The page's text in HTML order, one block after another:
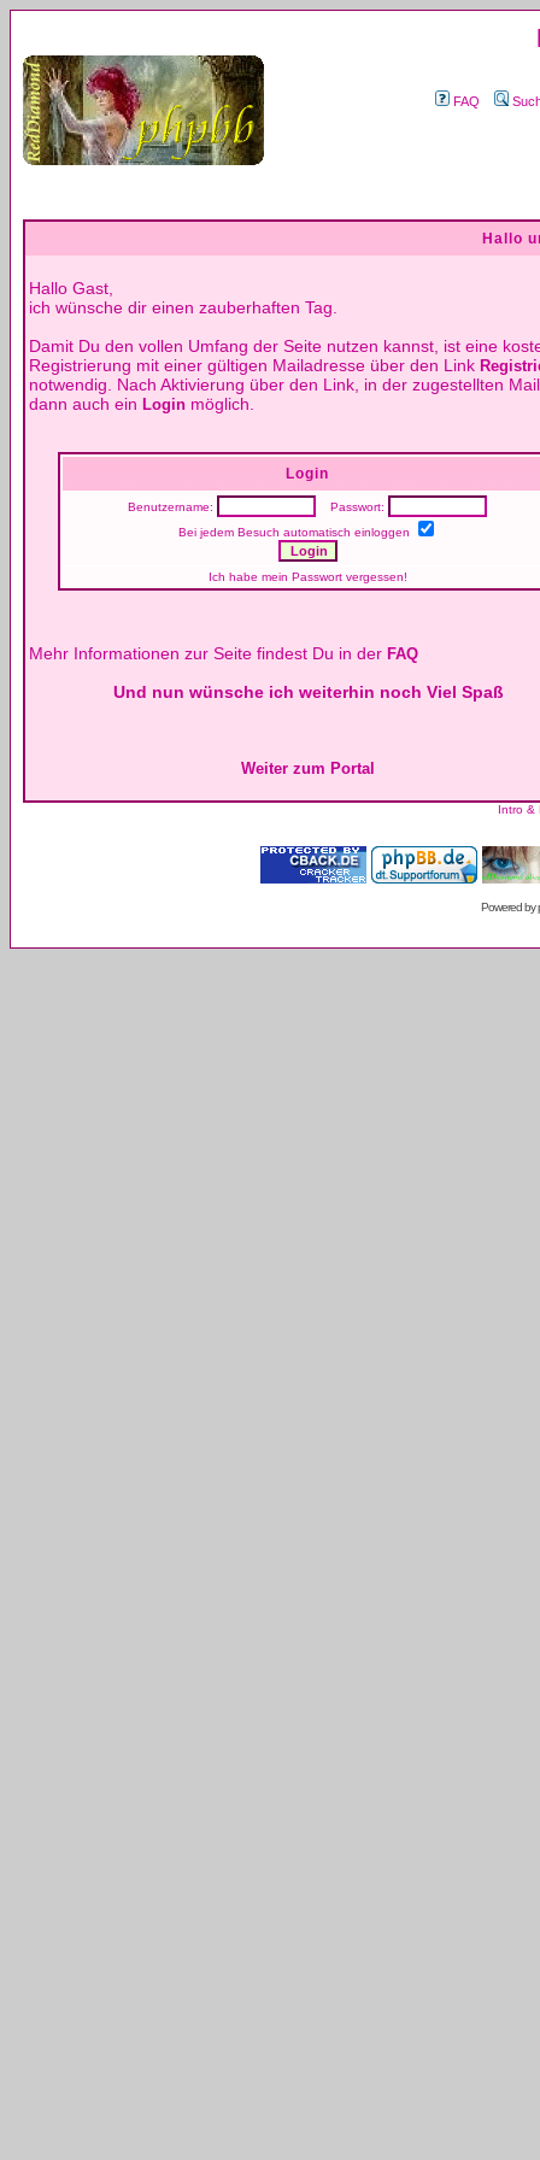
FAQ
Hallo
Hallo Gast,
ich wünsche dir einen zauberhaften Tag.
Damit Du den vollen Umfang der Seite nutzen kannst, ist eine
Registrierung mit einer gültigen Mailadresse über den Link
notwendig. Nach Aktivierung über den Link, in der zugestellten
dann auch ein Login möglich.
Login
Benutzername:
Passwort:
Bei jedem Besuch automatisch einloggen
Ich habe mein Passwort vergessen!
Mehr Informationen zur Seite findest Du in der FAQ
Und nun wünsche ich weiterhin noch Viel Spaß
Weiter zum Portal
Intro &
Powered by